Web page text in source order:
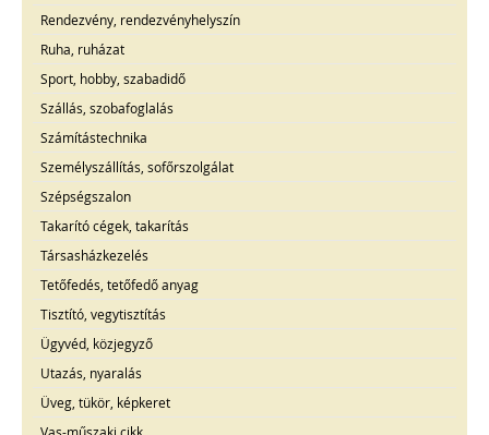
Rendezvény, rendezvényhelyszín
Ruha, ruházat
Sport, hobby, szabadidő
Szállás, szobafoglalás
Számítástechnika
Személyszállítás, sofőrszolgálat
Szépségszalon
Takarító cégek, takarítás
Társasházkezelés
Tetőfedés, tetőfedő anyag
Tisztító, vegytisztítás
Ügyvéd, közjegyző
Utazás, nyaralás
Üveg, tükör, képkeret
Vas-műszaki cikk